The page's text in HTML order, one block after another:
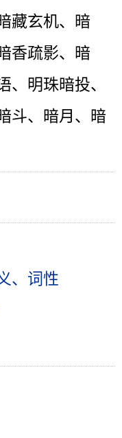
藏玄机、暗
香疏影、暗
、明珠暗投、
斗、暗月、暗
、词性